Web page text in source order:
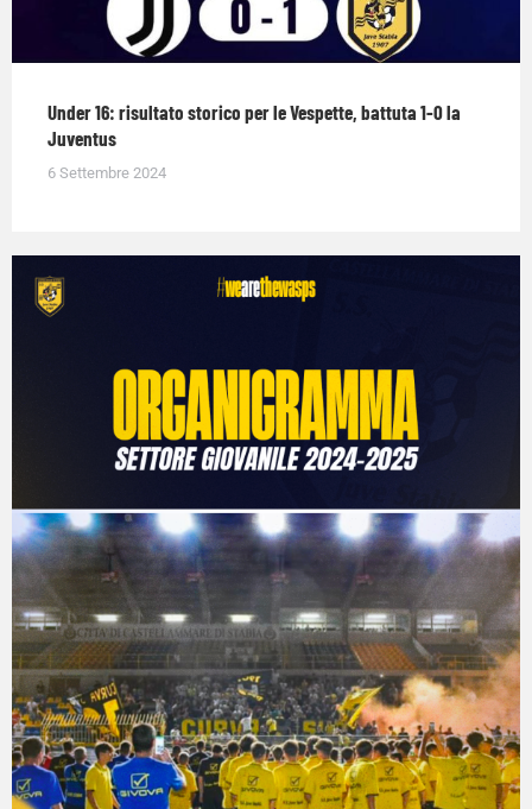
Under 16: risultato storico per le Vespette, battuta 1-0 la
Juventus
6 Settembre 2024